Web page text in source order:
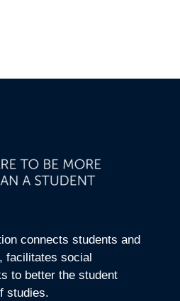
connects students and
facilitates social
to better the student
studies.